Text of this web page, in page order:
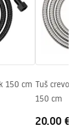
_24.pdf
150 cm Tuš crevo
150 cm
20.00 €